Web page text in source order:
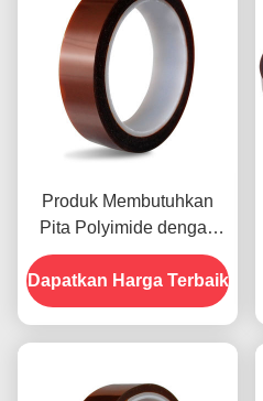
Produk Membutuhkan
Pita Polyimide dengan
Resistensi Tegangan
1000V
Dapatkan Harga Terbaik